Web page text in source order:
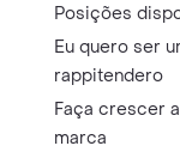
Posições
Eu quero ser
rappitendero
Faça crescer
marca